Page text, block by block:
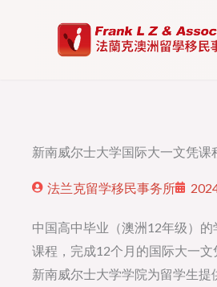
新南威尔士大学国际大一文凭课
法兰克留学移民事务所
中国高中毕业（澳洲12年级）
课程，完成12个月的国际大一
新南威尔士大学学院为留学生